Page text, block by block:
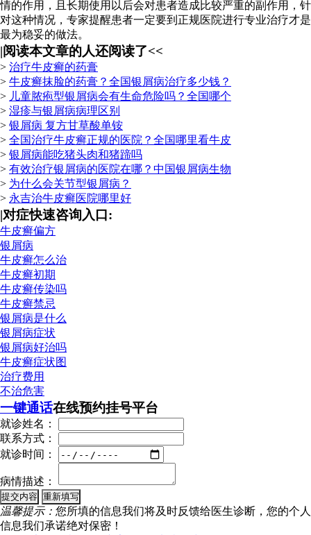
情的作用，且长期使用以后会对患者造成比较严重的副作用，针
对这种情况，专家提醒患者一定要到正规医院进行专业治疗才是
最为稳妥的做法。
|阅读本文章的人还阅读了<<
> 治疗牛皮癣的药膏
> 牛皮癣抹脸的药膏？全国银屑病治疗多少钱？
> 儿童脓疱型银屑病会有生命危险吗？全国哪个
> 湿疹与银屑病病理区别
> 银屑病 复方甘草酸单铵
> 全国治疗牛皮癣正规的医院？全国哪里看牛皮
> 银屑病能吃猪头肉和猪蹄吗
> 有效治疗银屑病的医院在哪？中国银屑病生物
> 为什么会关节型银屑病？
> 永吉治牛皮癣医院哪里好
|对症快速咨询入口:
牛皮癣偏方
银屑病
牛皮癣怎么治
牛皮癣初期
牛皮癣传染吗
牛皮癣禁忌
银屑病是什么
银屑病症状
银屑病好治吗
牛皮癣症状图
治疗费用
不治危害
一键通话在线预约挂号平台
就诊姓名：
联系方式：
就诊时间：
病情描述：
温馨提示： 您所填的信息我们将及时反馈给医生诊断，您的个人
信息我们承诺绝对保密！